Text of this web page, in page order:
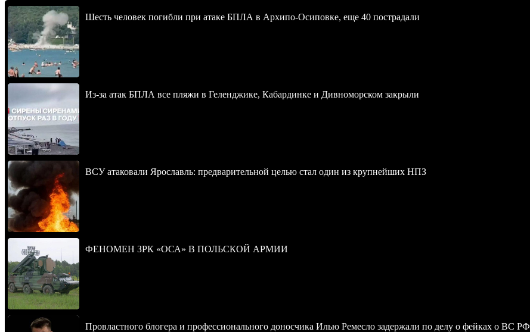
Шесть человек погибли при атаке БПЛА в Архипо-Осиповке, еще 40 пострадали
Из-за атак БПЛА все пляжи в Геленджике, Кабардинке и Дивноморском закрыли
ВСУ атаковали Ярославль: предварительной целью стал один из крупнейших НПЗ
ФЕНОМЕН ЗРК «ОСА» В ПОЛЬСКОЙ АРМИИ
Провластного блогера и профессионального доносчика Илью Ремесло задержали по делу о фейках о ВС РФ